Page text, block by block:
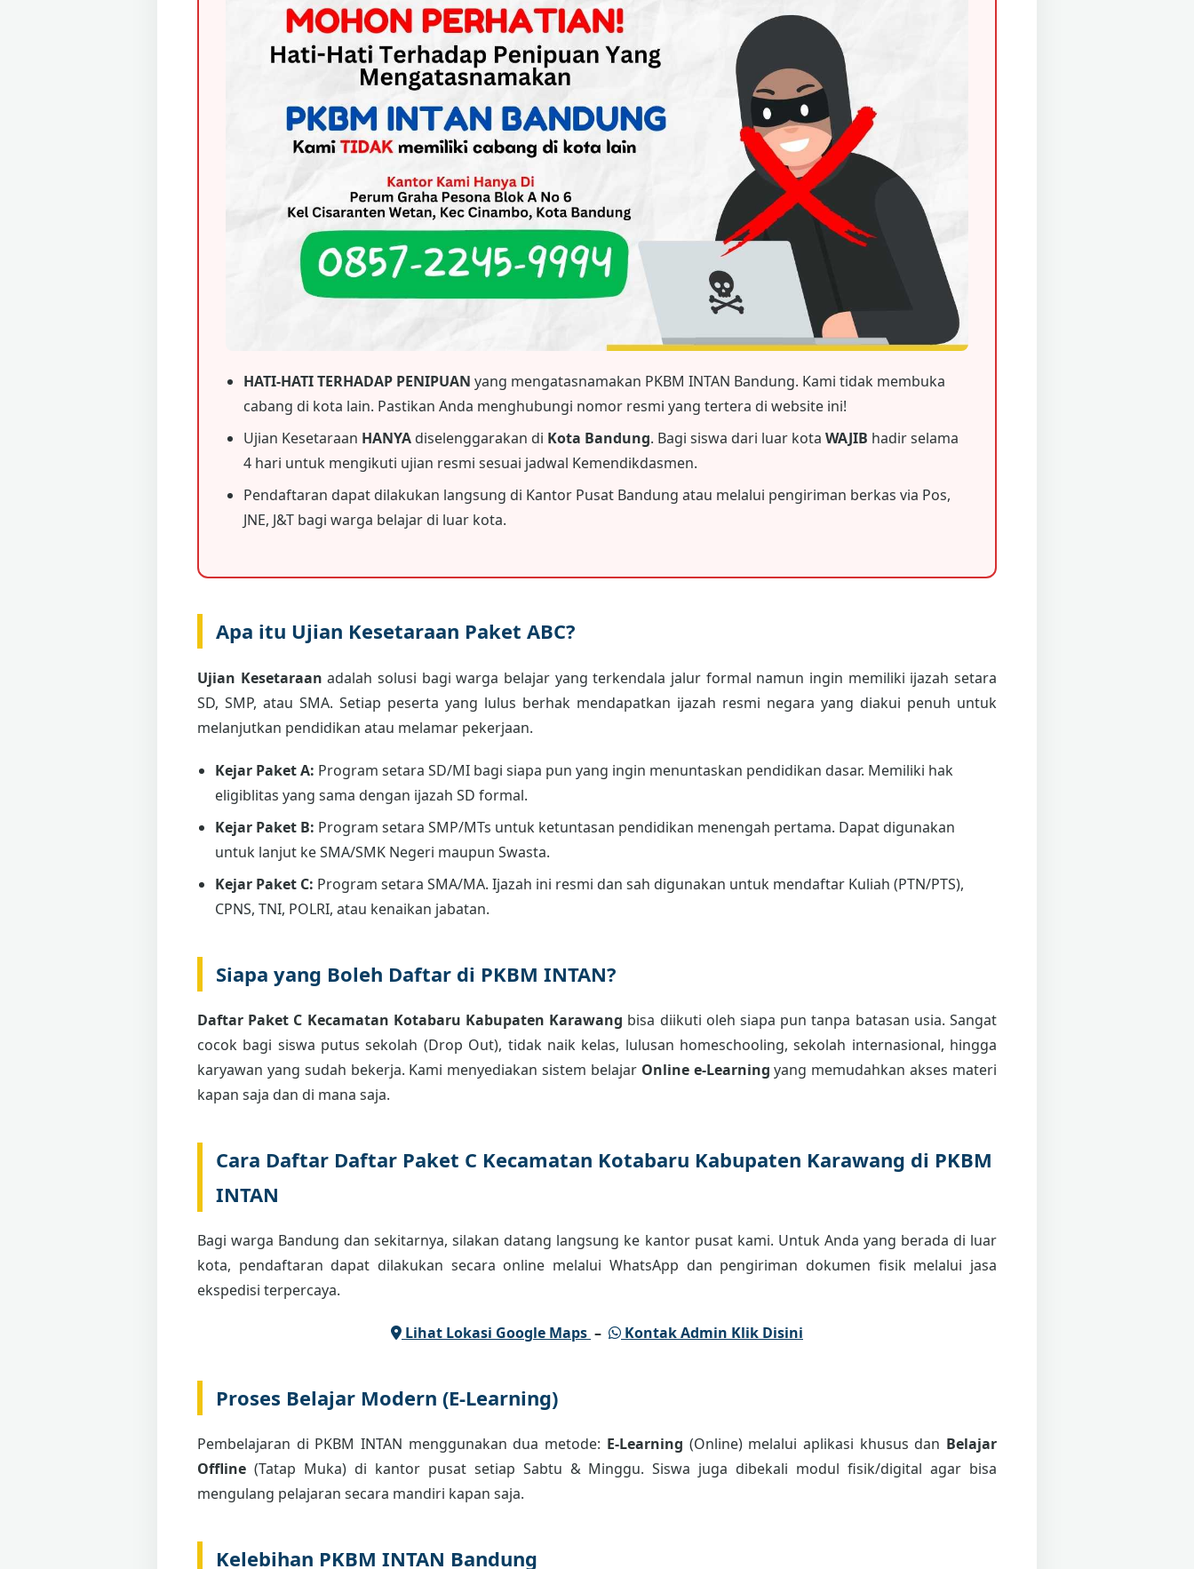
HATI-HATI TERHADAP PENIPUAN yang mengatasnamakan PKBM INTAN Bandung. Kami tidak membuka
cabang di kota lain. Pastikan Anda menghubungi nomor resmi yang tertera di website ini!
Ujian Kesetaraan HANYA diselenggarakan di Kota Bandung. Bagi siswa dari luar kota WAJIB hadir selama
4 hari untuk mengikuti ujian resmi sesuai jadwal Kemendikdasmen.
Pendaftaran dapat dilakukan langsung di Kantor Pusat Bandung atau melalui pengiriman berkas via Pos,
JNE, J&T bagi warga belajar di luar kota.
Apa itu Ujian Kesetaraan Paket ABC?
Ujian Kesetaraan adalah solusi bagi warga belajar yang terkendala jalur formal namun ingin memiliki ijazah setara
SD, SMP, atau SMA. Setiap peserta yang lulus berhak mendapatkan ijazah resmi negara yang diakui penuh untuk
melanjutkan pendidikan atau melamar pekerjaan.
Kejar Paket A: Program setara SD/MI bagi siapa pun yang ingin menuntaskan pendidikan dasar. Memiliki hak
eligiblitas yang sama dengan ijazah SD formal.
Kejar Paket B: Program setara SMP/MTs untuk ketuntasan pendidikan menengah pertama. Dapat digunakan
untuk lanjut ke SMA/SMK Negeri maupun Swasta.
Kejar Paket C: Program setara SMA/MA. Ijazah ini resmi dan sah digunakan untuk mendaftar Kuliah (PTN/PTS),
CPNS, TNI, POLRI, atau kenaikan jabatan.
Siapa yang Boleh Daftar di PKBM INTAN?
Daftar Paket C Kecamatan Kotabaru Kabupaten Karawang bisa diikuti oleh siapa pun tanpa batasan usia. Sangat
cocok bagi siswa putus sekolah (Drop Out), tidak naik kelas, lulusan homeschooling, sekolah internasional, hingga
karyawan yang sudah bekerja. Kami menyediakan sistem belajar Online e-Learning yang memudahkan akses materi
kapan saja dan di mana saja.
Cara Daftar Daftar Paket C Kecamatan Kotabaru Kabupaten Karawang di PKBM
INTAN
Bagi warga Bandung dan sekitarnya, silakan datang langsung ke kantor pusat kami. Untuk Anda yang berada di luar
kota, pendaftaran dapat dilakukan secara online melalui WhatsApp dan pengiriman dokumen fisik melalui jasa
ekspedisi terpercaya.
Lihat Lokasi Google Maps – Kontak Admin Klik Disini
Proses Belajar Modern (E-Learning)
Pembelajaran di PKBM INTAN menggunakan dua metode: E-Learning (Online) melalui aplikasi khusus dan Belajar
Offline (Tatap Muka) di kantor pusat setiap Sabtu & Minggu. Siswa juga dibekali modul fisik/digital agar bisa
mengulang pelajaran secara mandiri kapan saja.
Kelebihan PKBM INTAN Bandung